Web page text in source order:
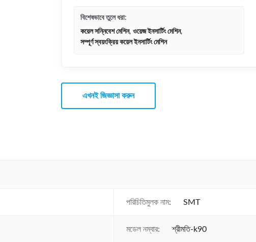
বিশেষভাবে তুলে ধরা:
কয়েল সন্নিবেশ মেশিন, ওয়েজ ইনসার্টিং মেশিন,
সম্পূর্ণ স্বয়ংক্রিয় কয়েল ইনসার্টিং মেশিন
এখনই জিজ্ঞাসা করুন
পরিচিতিমুলক নাম: SMT
মডেল নম্বার: শ্রীমতি-k90